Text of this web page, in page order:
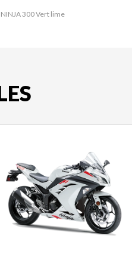
300 Vert lime